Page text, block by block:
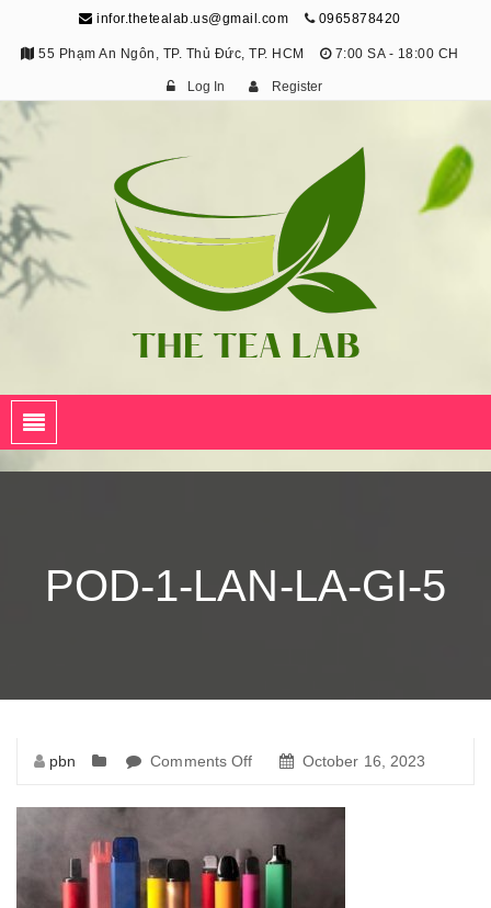
infor.thetealab.us@gmail.com 0965878420
55 Phạm An Ngôn, TP. Thủ Đức, TP. HCM 7:00 SA - 18:00 CH
Log In Register
POD-1-LAN-LA-GI-5
pbn Comments Off
1-
la-
gi-
October 16, 2023